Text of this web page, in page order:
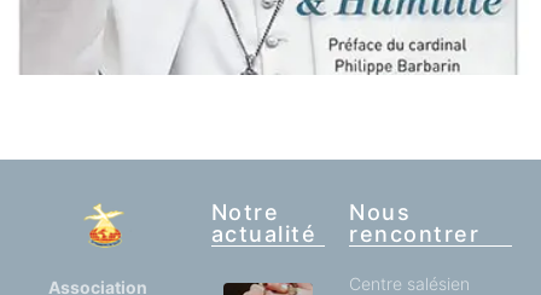
Association
Notre
actualité
Nous
rencontrer
Centre salésien